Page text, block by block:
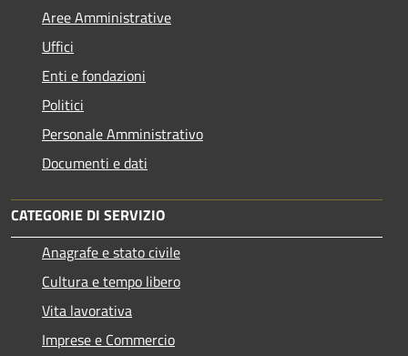
Aree Amministrative
Uffici
Enti e fondazioni
Politici
Personale Amministrativo
Documenti e dati
CATEGORIE DI SERVIZIO
Anagrafe e stato civile
Cultura e tempo libero
Vita lavorativa
Imprese e Commercio